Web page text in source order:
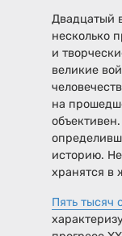
Двадцатый
несколько
и
великие
на
объективен.
историю.
хранятся в
Пять тысяч